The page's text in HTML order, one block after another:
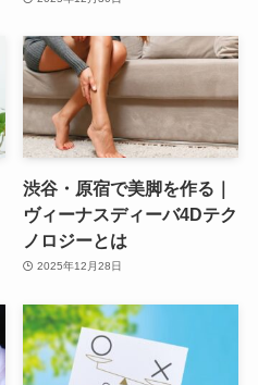
渋谷・原宿で美脚を作る｜
ヴィーナスディーバ4Dテク
ノロジーとは
2025年12月28日